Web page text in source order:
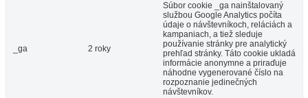
_ga 2 roky
Súbor cookie _ga nainštalovaný
službou Google Analytics počíta
údaje o návštevníkoch, reláciách a
kampaniach, a tiež sleduje
používanie stránky pre analytický
prehľad stránky. Táto cookie ukladá
informácie anonymne a priraďuje
náhodne vygenerované číslo na
rozpoznanie jedinečných
návštevníkov.